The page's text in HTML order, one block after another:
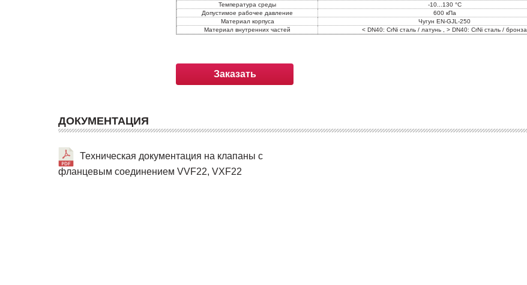
Температура среды
-10...130 °C
Допустимое рабочее давление
600 кПа
Материал корпуса
Чугун EN-GJL-250
Материал внутренних частeй
< DN40: CrNi сталь / латунь , > DN40: CrNi сталь / бронза
Заказать
ДОКУМЕНТАЦИЯ
Техническая документация на клапаны с
фланцевым соединением VVF22, VXF22